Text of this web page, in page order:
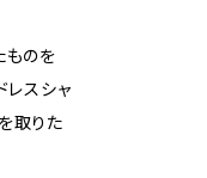
ものを
レスシャ
取りた